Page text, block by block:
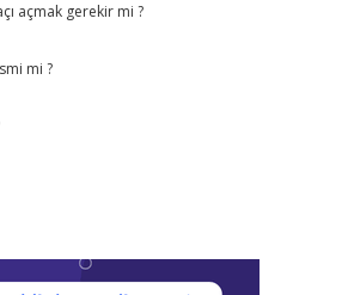
açmak gerekir mi ?
mi ?